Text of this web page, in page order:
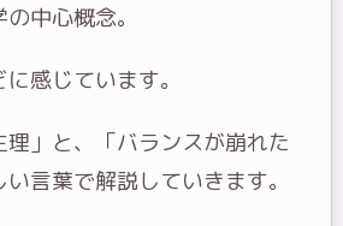
中心概念。
感じています。
」と、「バランスが崩れた
言葉で解説していきます。